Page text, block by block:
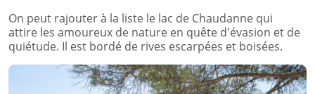
On peut rajouter à la liste le lac de Chaudanne qui
attire les amoureux de nature en quête d'évasion et de
quiétude. Il est bordé de rives escarpées et boisées.